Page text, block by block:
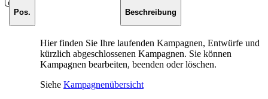
Pos. Beschreibung
Hier finden Sie Ihre laufenden Kampagnen, Entwürfe und
kürzlich abgeschlossenen Kampagnen. Sie können
Kampagnen bearbeiten, beenden oder löschen.
Siehe Kampagnenübersicht